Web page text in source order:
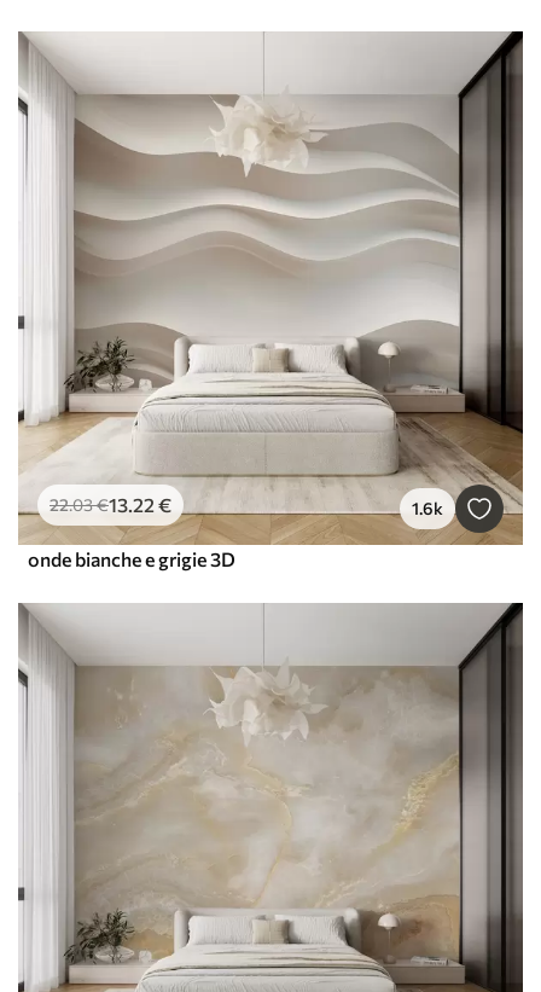
22.03€13.22 € 1.6k
onde bianche e grigie 3D